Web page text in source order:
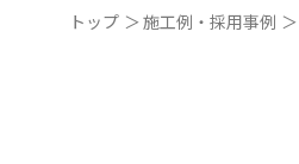
トップ 施工例・採用事例